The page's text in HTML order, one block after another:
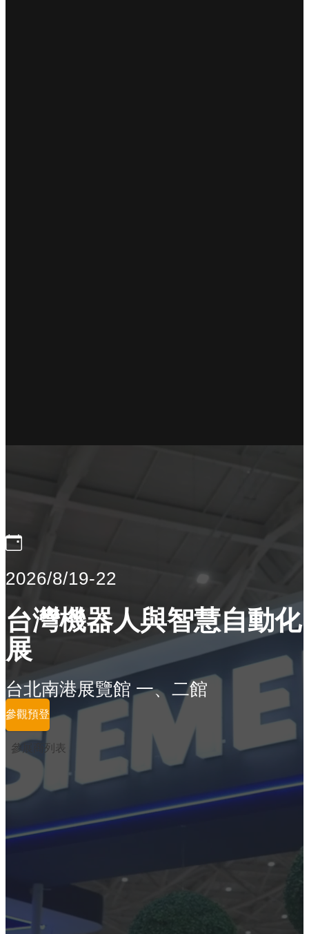
2026/8/19-22
台灣機器人與智慧自動化
展
台北南港展覽館 一、二館
參觀預登
參展商列表